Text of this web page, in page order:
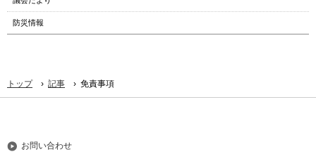
防災情報
トップ › 記事 › 免責事項
お問い合わせ